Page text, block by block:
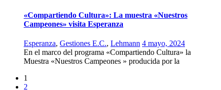
«Compartiendo Cultura»: La muestra «Nuestros
Campeones» visita Esperanza
Esperanza, Gestiones E.C., Lehmann 4 mayo, 2024
En el marco del programa «Compartiendo Cultura» la
Muestra «Nuestros Campeones » producida por la
1
2